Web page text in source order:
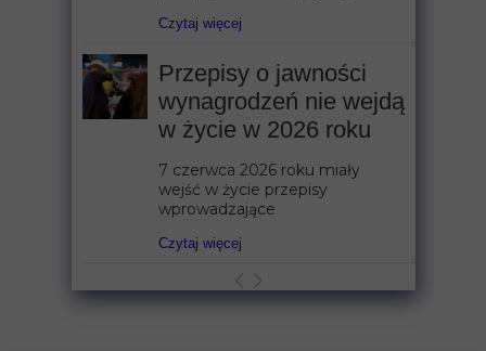
Czytaj więcej
Przepisy o jawności
wynagrodzeń nie wejdą
w życie w 2026 roku
7 czerwca 2026 roku miały
wejść w życie przepisy
wprowadzające
Czytaj więcej